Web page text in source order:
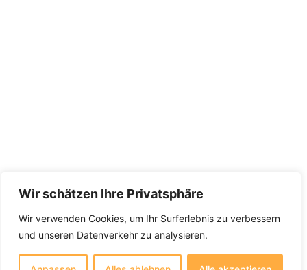
Wir schätzen Ihre Privatsphäre
Wir verwenden Cookies, um Ihr Surferlebnis zu verbessern
und unseren Datenverkehr zu analysieren.